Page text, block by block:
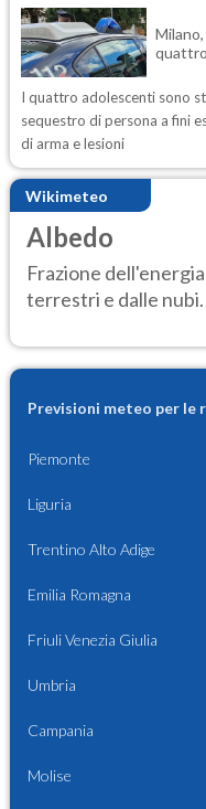
I quattro adolescenti sono
sequestro di persona a fini
di arma e lesioni
Wikimeteo
Albedo
Frazione
terrestri e dalle
Previsioni meteo per le
Piemonte
Liguria
Trentino Alto Adige
Emilia Romagna
Friuli Venezia Giulia
Umbria
Campania
Molise